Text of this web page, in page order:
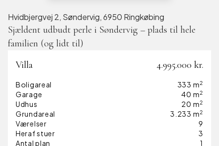
Hvidbjergvej 2, Søndervig, 6950 Ringkøbing
Sjældent udbudt perle i Søndervig – plads til hele
familien (og lidt til)
adskiller sig fra mængden – både i størrelse, indretning og
Ejendommen rummer i alt
, fordelt på et
hovedhus samt to separate lejligheder, en skøn
fritliggende udestue, samt en god garage, hvilket giver en
fleksibilitet, man sjældent ser i sommerhusområdet. Her
er det oplagt at samle flere generationer, skabe
rammerne for udlejning eller kombinere privat brug med
Villa 4.995.000 kr.
Boligareal 333 m2
Garage 40 m2
Udhus 20 m2
Grundareal 3.233 m2
Værelser
9
Heraf stuer
3
Antal plan
1